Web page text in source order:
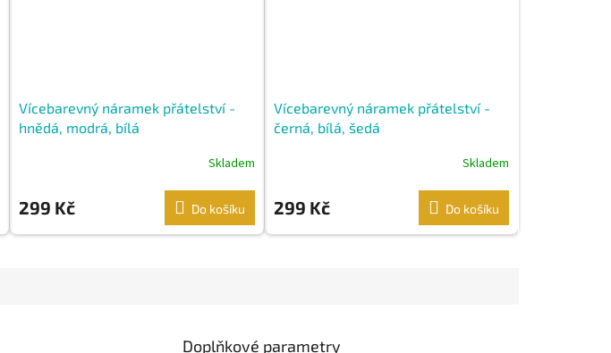
Vícebarevný náramek přátelství -
hnědá, modrá, bílá
Skladem
299 Kč Do košíku
Vícebarevný náramek přátelství -
černá, bílá, šedá
Skladem
299 Kč Do košíku
Doplňkové parametry